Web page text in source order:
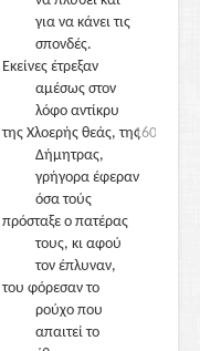
για να κάνει τις
σπονδές.
Εκείνες έτρεξαν
αμέσως στον
λόφο αντίκρυ
1600
της Χλοερής θεάς, της
Δήμητρας,
γρήγορα έφεραν
όσα τούς
πρόσταξε ο πατέρας
τους, κι αφού
τον έπλυναν,
του φόρεσαν το
ρούχο που
απαιτεί το